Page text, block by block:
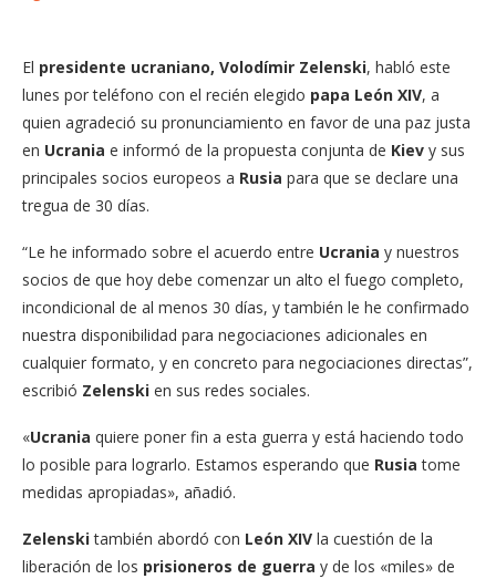
El presidente ucraniano, Volodímir Zelenski, habló este
lunes por teléfono con el recién elegido papa León XIV, a
quien agradeció su pronunciamiento en favor de una paz justa
en Ucrania e informó de la propuesta conjunta de Kiev y sus
principales socios europeos a Rusia para que se declare una
tregua de 30 días.
“Le he informado sobre el acuerdo entre Ucrania y nuestros
socios de que hoy debe comenzar un alto el fuego completo,
incondicional de al menos 30 días, y también le he confirmado
nuestra disponibilidad para negociaciones adicionales en
cualquier formato, y en concreto para negociaciones directas”,
escribió Zelenski en sus redes sociales.
«Ucrania quiere poner fin a esta guerra y está haciendo todo
lo posible para lograrlo. Estamos esperando que Rusiatome
medidas apropiadas», añadió.
Zelenskitambién abordó con León XIV la cuestión de la
liberación de los prisioneros de guerra y de los «miles» de